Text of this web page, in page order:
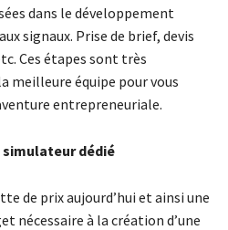
dans le développement
signaux. Prise de brief, devis
Ces étapes sont très
meilleure équipe pour vous
entrepreneuriale.
simulateur dédié
de prix aujourd’hui et ainsi une
nécessaire à la création d’une